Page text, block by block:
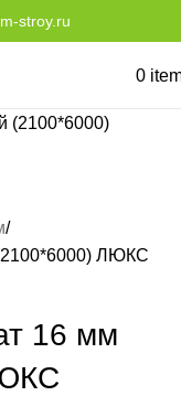
stroy.ru
0
ЛЮКС
16 мм